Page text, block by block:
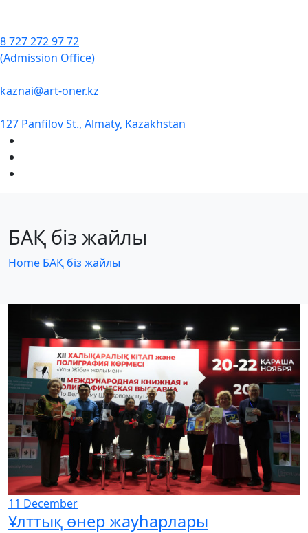
8 727 272 97 72
(Admission Office)
kaznai@art-oner.kz
127 Panfilov St., Almaty, Kazakhstan
БАҚ біз жайлы
Home БАҚ біз жайлы
11 December
Ұлттық өнер жауһарлары